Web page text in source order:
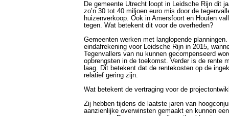
De gemeente Utrecht loopt in Leidsche Rijn dit
zo’n 30 tot 40 miljoen euro mis door de
huizenverkoop. Ook in Amersfoort en Houten
tegen. Wat betekent dit voor de overheden?
Gemeenten werken met langlopende
eindafrekening voor Leidsche Rijn in 2015,
Tegenvallers van nu kunnen gecompenseerd
opbrengsten in de toekomst. Verder is de rente
laag. Dit betekent dat de rentekosten op de
relatief gering zijn.
Wat betekent de vertraging voor de
Zij hebben tijdens de laatste jaren van
aanzienlijke overwinsten gemaakt en kunnen